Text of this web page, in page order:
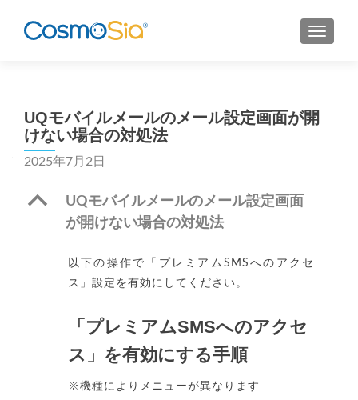
MENU
UQモバイルメールのメール設定画面が開
けない場合の対処法
2025年7月2日
B
UQモバイルメールのメール設定画面
が開けない場合の対処法
以下の操作で「プレミアムSMSへのアクセ
ス」設定を有効にしてください。
「プレミアムSMSへのアクセ
ス」を有効にする手順
※機種によりメニューが異なります